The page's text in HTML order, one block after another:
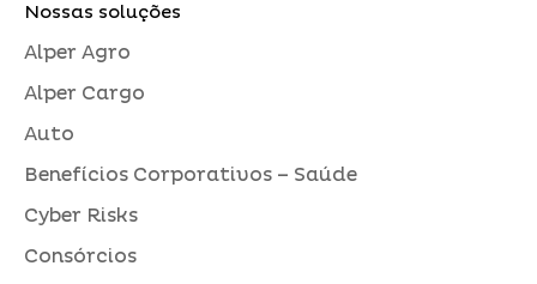
Nossas soluções
Alper Agro
Alper Cargo
Auto
Benefícios Corporativos – Saúde
Cyber Risks
Consórcios